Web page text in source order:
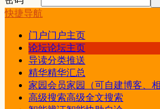
快捷导航
门户门户主页
论坛论坛主页
导读分类推送
精华精华汇总
家园会员家园（可自建博客、
高级搜索高级全文搜索